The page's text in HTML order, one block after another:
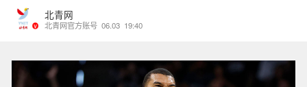
北青网
北青网官方账号 06.03 19:40